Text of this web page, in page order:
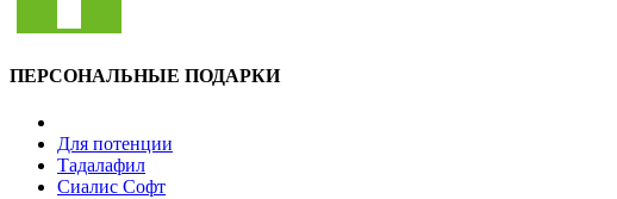
ПЕРСОНАЛЬНЫЕ ПОДАРКИ
Для потенции
Тадалафил
Сиалис Софт